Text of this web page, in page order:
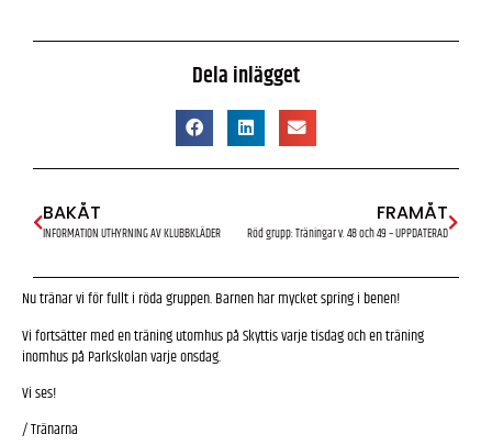
Dela inlägget
BAKÅT
INFORMATION UTHYRNING AV KLUBBKLÄDER
FRAMÅT
Röd grupp: Träningar v. 48 och 49 – UPPDATERAD
Nu tränar vi för fullt i röda gruppen. Barnen har mycket spring i benen!
Vi fortsätter med en träning utomhus på Skyttis varje tisdag och en träning
inomhus på Parkskolan varje onsdag.
Vi ses!
/ Tränarna